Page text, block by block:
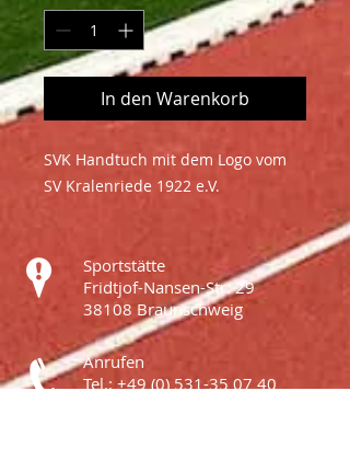
In den Warenkorb
SVK Handtuch mit dem Logo vom
SV Kralenriede 1922 e.V.
Sportstätte
Fridtjof-Nansen-Str. 29
38108 Braunschweig
Anrufen
Tel.:+49 (0) 531-35 07 40